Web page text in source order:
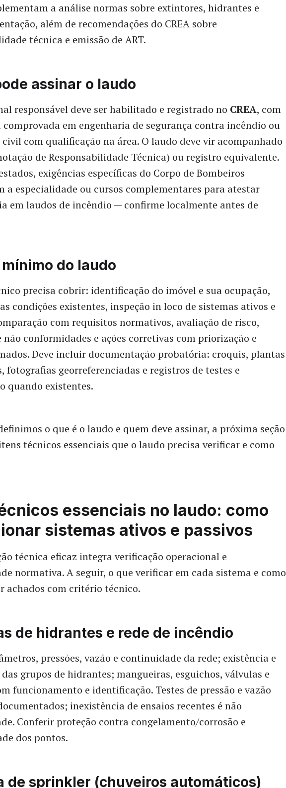
a análise normas sobre extintores, hidrantes e
além de recomendações do CREA sobre
técnica e emissão de ART.
assinar o laudo
responsável deve ser habilitado e registrado no CREA, com
comprovada em engenharia de segurança contra incêndio ou
com qualificação na área. O laudo deve vir acompanhado
de Responsabilidade Técnica) ou registro equivalente.
exigências específicas do Corpo de Bombeiros
a especialidade ou cursos complementares para atestar
em laudos de incêndio — confirme localmente antes de
mínimo do laudo
precisa cobrir: identificação do imóvel e sua ocupação,
condições existentes, inspeção in loco de sistemas ativos e
com requisitos normativos, avaliação de risco,
conformidades e ações corretivas com priorização e
Deve incluir documentação probatória: croquis, plantas
fotografias georreferenciadas e registros de testes e
quando existentes.
o que é o laudo e quem deve assinar, a próxima seção
técnicos essenciais que o laudo precisa verificar e como
essenciais no laudo: como
sistemas ativos e passivos
técnica eficaz integra verificação operacional e
normativa. A seguir, o que verificar em cada sistema e como
achados com critério técnico.
de hidrantes e rede de incêndio
pressões, vazão e continuidade da rede; existência e
grupos de hidrantes; mangueiras, esguichos, válvulas e
funcionamento e identificação. Testes de pressão e vazão
inexistência de ensaios recentes é não
Conferir proteção contra congelamento/corrosão e
dos pontos.
de sprinkler (chuveiros automáticos)